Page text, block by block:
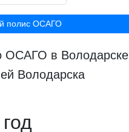
полис ОСАГО
ОСАГО в Володарске
Володарска